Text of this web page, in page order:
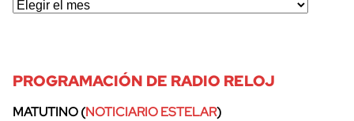
PROGRAMACIÓN DE RADIO RELOJ
MATUTINO (NOTICIARIO ESTELAR)